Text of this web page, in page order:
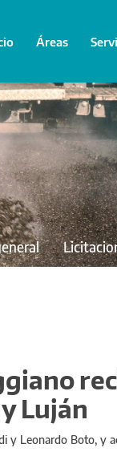
Áreas
Luján
y Leonardo Boto, y